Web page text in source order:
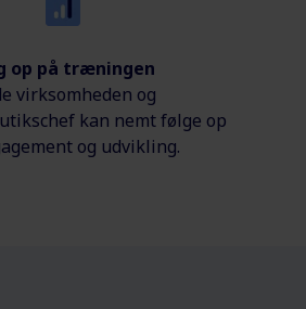
op på træningen
virksomheden og
kan nemt følge op
og udvikling.